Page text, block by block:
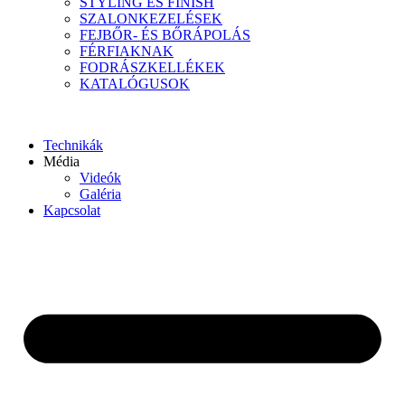
SZALONKEZELÉSEK
FEJBŐR- ÉS BŐRÁPOLÁS
FÉRFIAKNAK
FODRÁSZKELLÉKEK
KATALÓGUSOK
Technikák
Média
Videók
Galéria
Kapcsolat